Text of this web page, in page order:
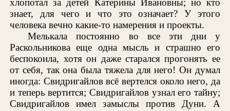
хлопотал за детей Катерины Ивановны; но кто
знает, для чего и что это означает? У этого
человека вечно какие-то намерения и проекты.
Мелькала постоянно во все эти дни у
Раскольникова еще одна мысль и страшно его
беспокоила, хотя он даже старался прогонять ее
от себя, так она была тяжела для него! Он думал
иногда: Свидригайлов всё вертелся около него, да
и теперь вертится; Свидригайлов узнал его тайну;
Свидригайлов имел замыслы против Дуни. А